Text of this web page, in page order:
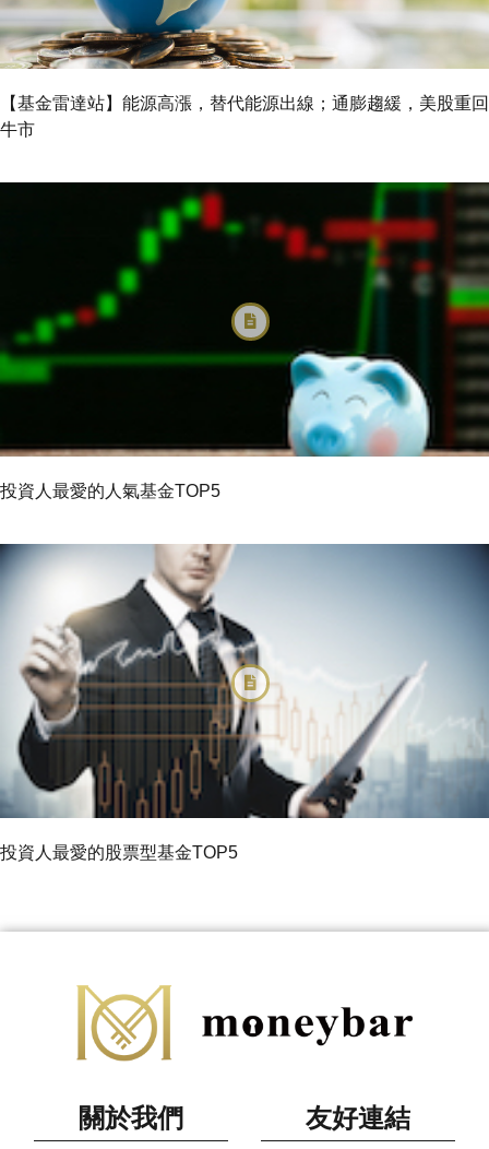
【基金雷達站】能源高漲，替代能源出線；通膨趨緩，美股重回
牛市
投資人最愛的人氣基金TOP5
投資人最愛的股票型基金TOP5
關於我們 友好連結